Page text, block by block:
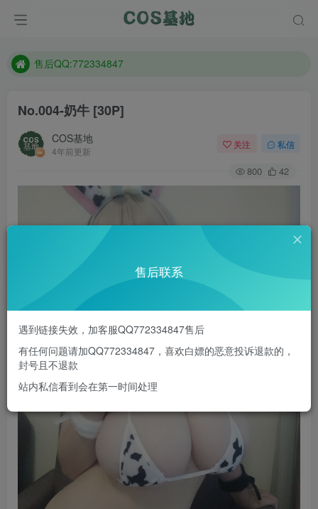
防失联：百度搜索《趣画刊》，实时查看最新站点。
售后QQ:772334847
No.004-奶牛 [30P]
COS基地
4年前更新
关注 私信
800 42
售后联系
遇到链接失效，加客服QQ772334847售后
有任何问题请加QQ772334847，喜欢白嫖的恶意投诉退款的，
封号且不退款
站内私信看到会在第一时间处理